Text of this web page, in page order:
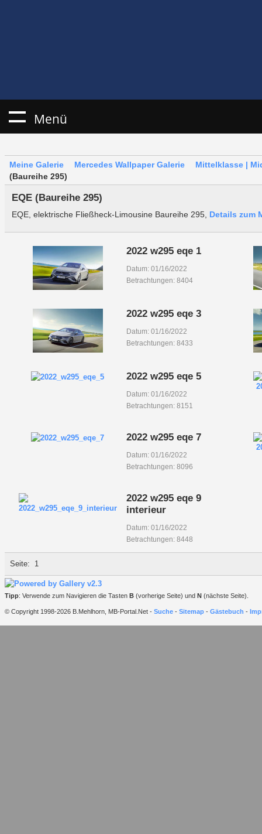
Menü
Meine Galerie Mercedes Wallpaper Galerie
Mittelklasse |
(Baureihe 295)
EQE (Baureihe 295)
EQE, elektrische Fließheck-Limousine Baureihe 295, Details zum
2022 w295 eqe 1
Datum: 01/16/2022
Betrachtungen: 8404
2022 w295 eqe 3
Datum: 01/16/2022
Betrachtungen: 8433
2022 w295 eqe 5
Datum: 01/16/2022
Betrachtungen: 8151
2022 w295 eqe 7
Datum: 01/16/2022
Betrachtungen: 8096
2022 w295 eqe 9
interieur
Datum: 01/16/2022
Betrachtungen: 8448
Seite: 1
Tipp: Verwende zum Navigieren die Tasten B (vorherige Seite) und N (nächste Seite).
© Copyright 1998-2026 B.Mehlhorn, MB-Portal.Net - Suche - Sitemap - Gästebuch -